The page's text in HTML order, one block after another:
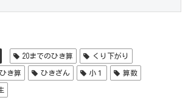
20までのひき算 くり下がり
き算 ひきざん 小１ 算数